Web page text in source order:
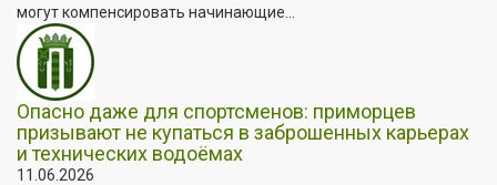
могут компенсировать начинающие...
Опасно даже для спортсменов: приморцев
призывают не купаться в заброшенных карьерах
и технических водоёмах
11.06.2026